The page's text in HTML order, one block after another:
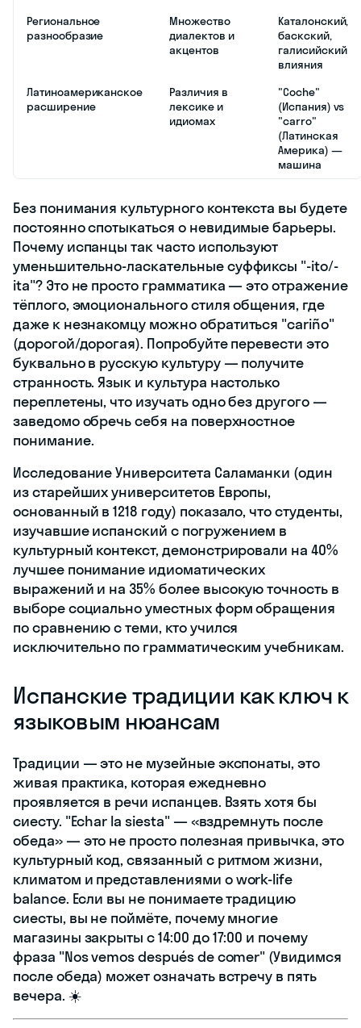
Региональное
разнообразие
Множество
диалектов и
акцентов
Каталонский,
баскский,
галисийский
влияния
Латиноамериканское
расширение
Различия в
лексике и
идиомах
"Coche"
(Испания) vs
"carro"
(Латинская
Америка) —
машина
Без понимания культурного контекста вы будете
постоянно спотыкаться о невидимые барьеры.
Почему испанцы так часто используют
уменьшительно-ласкательные суффиксы "-ito/-
ita"? Это не просто грамматика — это отражение
тёплого, эмоционального стиля общения, где
даже к незнакомцу можно обратиться "cariño"
(дорогой/дорогая). Попробуйте перевести это
буквально в русскую культуру — получите
странность. Язык и культура настолько
переплетены, что изучать одно без другого —
заведомо обречь себя на поверхностное
понимание.
Исследование Университета Саламанки (один
из старейших университетов Европы,
основанный в 1218 году) показало, что студенты,
изучавшие испанский с погружением в
культурный контекст, демонстрировали на 40%
лучшее понимание идиоматических
выражений и на 35% более высокую точность в
выборе социально уместных форм обращения
по сравнению с теми, кто учился
исключительно по грамматическим учебникам.
Испанские традиции как ключ к
языковым нюансам
Традиции — это не музейные экспонаты, это
живая практика, которая ежедневно
проявляется в речи испанцев. Взять хотя бы
сиесту. "Echar la siesta" — «вздремнуть после
обеда» — это не просто полезная привычка, это
культурный код, связанный с ритмом жизни,
климатом и представлениями о work-life
balance. Если вы не понимаете традицию
сиесты, вы не поймёте, почему многие
магазины закрыты с 14:00 до 17:00 и почему
фраза "Nos vemos después de comer" (Увидимся
после обеда) может означать встречу в пять
вечера. ☀️